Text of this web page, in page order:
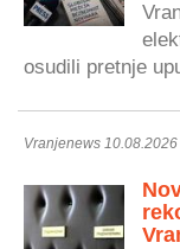
osudili pretnje
Vranjenews